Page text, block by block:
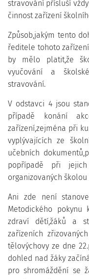
stravování přísluší
činnost zařízení
Způsob,jakým tento
ředitele tohoto
by mělo platit,že
vyučování a
stravování.
V odstavci 4 jsou
případě konání
zařízení,zejména při
vyplývajících ze
učebních
popřípadě při
organizovaných
Ani zde není
Metodického pokynu
zdraví dětí,žáků a
zařízeních
tělovýchovy ze dne
dohled nad žáky
pro shromáždění se